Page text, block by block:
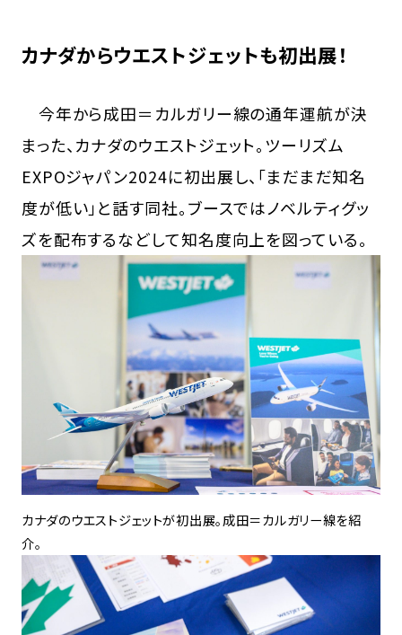
カナダからウエストジェットも初出展！
今年から成田＝カルガリー線の通年運航が決
まった、カナダのウエストジェット。ツーリズム
EXPOジャパン2024に初出展し、「まだまだ知名
度が低い」と話す同社。ブースではノベルティグッ
ズを配布するなどして知名度向上を図っている。
カナダのウエストジェットが初出展。成田＝カルガリー線を紹
介。